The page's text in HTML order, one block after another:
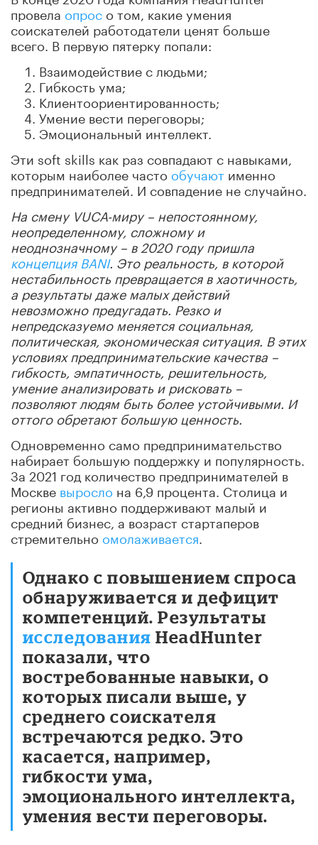
провела опрос о том, какие умения
соискателей работодатели ценят больше
всего. В первую пятерку попали:
Взаимодействие с людьми;
Гибкость ума;
Клиентоориентированность;
Умение вести переговоры;
Эмоциональный интеллект.
Эти soft skills как раз совпадают с навыками,
которым наиболее часто обучают именно
предпринимателей. И совпадение не случайно.
На смену VUCA-миру – непостоянному,
неопределенному, сложному и
неоднозначному – в 2020 году пришла
концепция BANI. Это реальность, в которой
нестабильность превращается в хаотичность,
а результаты даже малых действий
невозможно предугадать. Резко и
непредсказуемо меняется социальная,
политическая, экономическая ситуация. В этих
условиях предпринимательские качества –
гибкость, эмпатичность, решительность,
умение анализировать и рисковать –
позволяют людям быть более устойчивыми. И
оттого обретают большую ценность.
Одновременно само предпринимательство
набирает большую поддержку и популярность.
За 2021 год количество предпринимателей в
Москве выросло на 6,9 процента. Столица и
регионы активно поддерживают малый и
средний бизнес, а возраст стартаперов
стремительно омолаживается
Однако с повышением спроса
обнаруживается и дефицит
компетенций. Результаты
исследования HeadHunter
показали, что
востребованные навыки, о
которых писали выше, у
среднего соискателя
встречаются редко. Это
касается, например,
гибкости ума,
эмоционального интеллекта,
умения вести переговоры.